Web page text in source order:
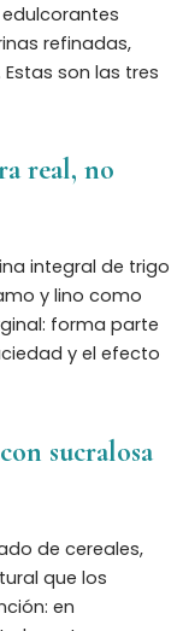
refinadas,
son las tres
real, no
integral de trigo
y lino como
forma parte
y el efecto
sucralosa
de cereales,
que los
en